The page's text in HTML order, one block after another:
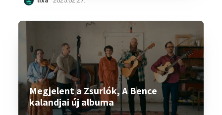
Megjelent a Zsurlók, A Bence
kalandjai új albuma